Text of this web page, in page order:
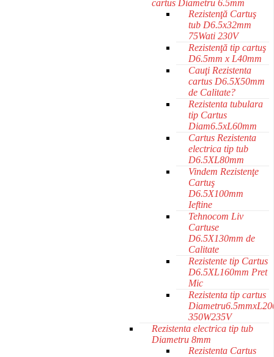
cartus Diametru 6.5mm
Rezistenţă Cartuş
tub D6.5x32mm
75Wati 230V
Rezistenţă tip cartuş
D6.5mm x L40mm
Cauţi Rezistenta
cartus D6.5X50mm
de Calitate?
Rezistenta tubulara
tip Cartus
Diam6.5xL60mm
Cartus Rezistenta
electrica tip tub
D6.5XL80mm
Vindem Rezistenţe
Cartuş
D6.5X100mm
Ieftine
Tehnocom Liv
Cartuse
D6.5X130mm de
Calitate
Rezistente tip Cartus
D6.5XL160mm Pret
Mic
Rezistenta tip cartus
350W235V
Rezistenta electrica tip tub
Diametru 8mm
Rezistenta Cartus